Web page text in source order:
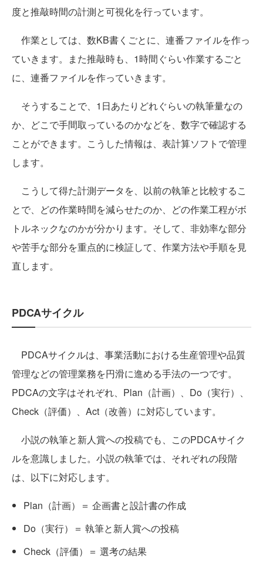
度と推敲時間の計測と可視化を行っています。
作業としては、数KB書くごとに、連番ファイルを作っ
ていきます。また推敲時も、1時間ぐらい作業するごと
に、連番ファイルを作っていきます。
そうすることで、1日あたりどれぐらいの執筆量なの
か、どこで手間取っているのかなどを、数字で確認する
ことができます。こうした情報は、表計算ソフトで管理
します。
こうして得た計測データを、以前の執筆と比較するこ
とで、どの作業時間を減らせたのか、どの作業工程がボ
トルネックなのかが分かります。そして、非効率な部分
や苦手な部分を重点的に検証して、作業方法や手順を見
直します。
PDCAサイクル
PDCAサイクルは、事業活動における生産管理や品質
管理などの管理業務を円滑に進める手法の一つです。
PDCAの文字はそれぞれ、Plan（計画）、Do（実行）、
Check（評価）、Act（改善）に対応しています。
小説の執筆と新人賞への投稿でも、このPDCAサイク
ルを意識しました。小説の執筆では、それぞれの段階
は、以下に対応します。
Plan（計画）＝ 企画書と設計書の作成
Do（実行）＝ 執筆と新人賞への投稿
Check（評価）＝ 選考の結果